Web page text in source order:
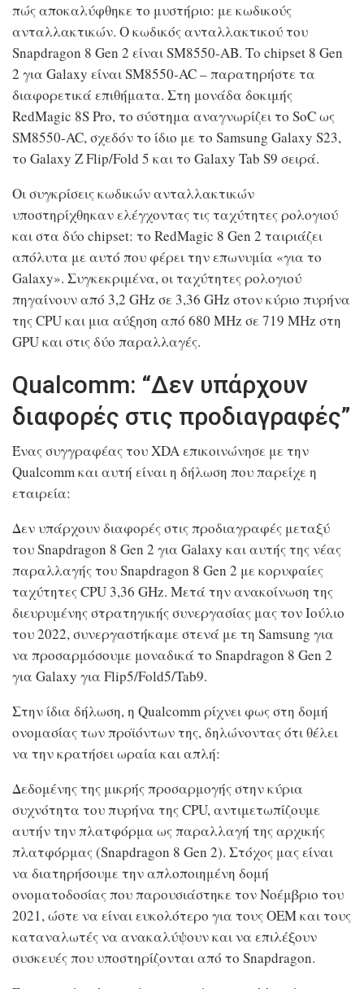
πώς αποκαλύφθηκε το μυστήριο: με κωδικούς
ανταλλακτικών. Ο κωδικός ανταλλακτικού του
Snapdragon 8 Gen 2 είναι SM8550-AB. Το chipset 8 Gen
2 για Galaxy είναι SM8550-AC – παρατηρήστε τα
διαφορετικά επιθήματα. Στη μονάδα δοκιμής
RedMagic 8S Pro, το σύστημα αναγνωρίζει το SoC ως
SM8550-AC, σχεδόν το ίδιο με το Samsung Galaxy S23,
το Galaxy Z Flip/Fold 5 και το Galaxy Tab S9 σειρά.
Οι συγκρίσεις κωδικών ανταλλακτικών
υποστηρίχθηκαν ελέγχοντας τις ταχύτητες ρολογιού
και στα δύο chipset: το RedMagic 8 Gen 2 ταιριάζει
απόλυτα με αυτό που φέρει την επωνυμία «για το
Galaxy». Συγκεκριμένα, οι ταχύτητες ρολογιού
πηγαίνουν από 3,2 GHz σε 3,36 GHz στον κύριο πυρήνα
της CPU και μια αύξηση από 680 MHz σε 719 MHz στη
GPU και στις δύο παραλλαγές.
Qualcomm: “Δεν υπάρχουν
διαφορές στις προδιαγραφές”
Ένας συγγραφέας του XDA επικοινώνησε με την
Qualcomm και αυτή είναι η δήλωση που παρείχε η
εταιρεία:
Δεν υπάρχουν διαφορές στις προδιαγραφές μεταξύ
του Snapdragon 8 Gen 2 για Galaxy και αυτής της νέας
παραλλαγής του Snapdragon 8 Gen 2 με κορυφαίες
ταχύτητες CPU 3,36 GHz. Μετά την ανακοίνωση της
διευρυμένης στρατηγικής συνεργασίας μας τον Ιούλιο
του 2022, συνεργαστήκαμε στενά με τη Samsung για
να προσαρμόσουμε μοναδικά το Snapdragon 8 Gen 2
για Galaxy για Flip5/Fold5/Tab9.
Στην ίδια δήλωση, η Qualcomm ρίχνει φως στη δομή
ονομασίας των προϊόντων της, δηλώνοντας ότι θέλει
να την κρατήσει ωραία και απλή:
Δεδομένης της μικρής προσαρμογής στην κύρια
συχνότητα του πυρήνα της CPU, αντιμετωπίζουμε
αυτήν την πλατφόρμα ως παραλλαγή της αρχικής
πλατφόρμας (Snapdragon 8 Gen 2). Στόχος μας είναι
να διατηρήσουμε την απλοποιημένη δομή
ονοματοδοσίας που παρουσιάστηκε τον Νοέμβριο του
2021, ώστε να είναι ευκολότερο για τους OEM και τους
καταναλωτές να ανακαλύψουν και να επιλέξουν
συσκευές που υποστηρίζονται από το Snapdragon.